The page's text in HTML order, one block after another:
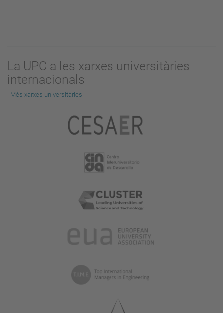
La UPC a les xarxes universitàries
internacionals
Més xarxes universitàries